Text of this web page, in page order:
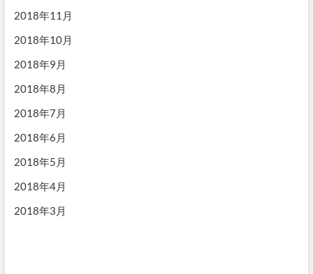
2018年11月
2018年10月
2018年9月
2018年8月
2018年7月
2018年6月
2018年5月
2018年4月
2018年3月